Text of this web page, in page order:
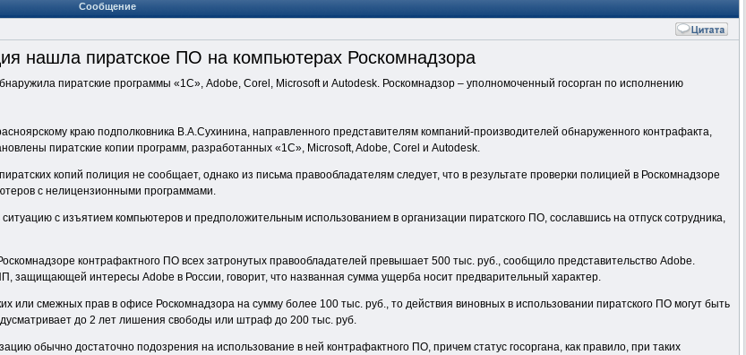
Сообщение
нашла пиратское ПО на компьютерах Роскомнадзора
пиратские программы «1С», Adobe, Corel, Microsoft и Autodesk. Роскомнадзор – уполномоченный госорган по исполнению
краю подполковника В.А.Сухинина, направленного представителям компаний-производителей обнаруженного контрафакта,
пиратские копии программ, разработанных «1С», Microsoft, Adobe, Corel и Autodesk.
копий полиция не сообщает, однако из письма правообладателям следует, что в результате проверки полицией в Роскомнадзоре
с нелицензионными программами.
с изъятием компьютеров и предположительным использованием в организации пиратского ПО, сославшись на отпуск сотрудника,
контрафактного ПО всех затронутых правообладателей превышает 500 тыс. руб., сообщило представительство Adobe.
защищающей интересы Adobe в России, говорит, что названная сумма ущерба носит предварительный характер.
или смежных прав в офисе Роскомнадзора на сумму более 100 тыс. руб., то действия виновных в использовании пиратского ПО могут быть
до 2 лет лишения свободы или штраф до 200 тыс. руб.
обычно достаточно подозрения на использование в ней контрафактного ПО, причем статус госоргана, как правило, при таких